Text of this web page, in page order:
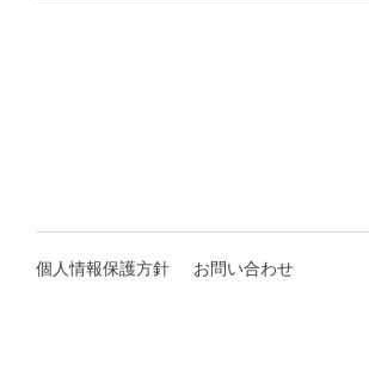
個人情報保護方針 お問い合わせ